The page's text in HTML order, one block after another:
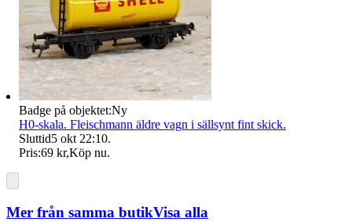
Badge på objektet:Ny
H0-skala. Fleischmann äldre vagn i sällsynt fint skick.
Sluttid5 okt 22:10.
Pris:69 kr,Köp nu.
Mer från samma butikVisa alla